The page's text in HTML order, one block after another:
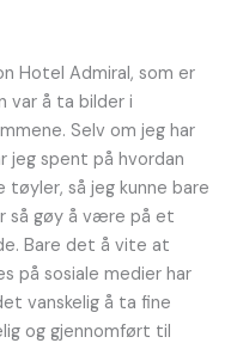
Hotel Admiral, som er
var å ta bilder i
Selv om jeg har
spent på hvordan
tøyler, så jeg kunne bare
så gøy å være på et
Bare det å vite at
på sosiale medier har
vanskelig å ta fine
og gjennomført til